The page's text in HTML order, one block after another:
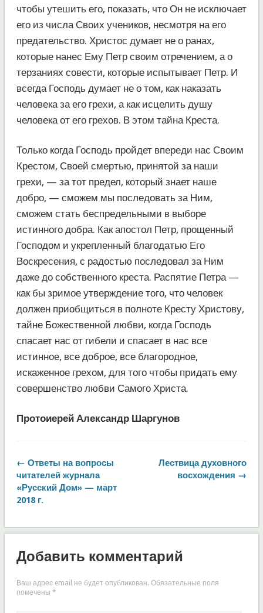
чтобы утешить его, показать, что Он не исключает
его из числа Своих учеников, несмотря на его
предательство. Христос думает не о ранах,
которые нанес Ему Петр своим отречением, а о
терзаниях совести, которые испытывает Петр. И
всегда Господь думает не о том, как наказать
человека за его грехи, а как исцелить душу
человека от его грехов. В этом тайна Креста.
Только когда Господь пройдет впереди нас Своим
Крестом, Своей смертью, принятой за наши
грехи, — за тот предел, который знает наше
добро, — сможем мы последовать за Ним,
сможем стать беспредельными в выборе
истинного добра. Как апостол Петр, прощенный
Господом и укрепленный благодатью Его
Воскресения, с радостью последовал за Ним
даже до собственного креста. Распятие Петра —
как бы зримое утверждение того, что человек
должен приобщиться в полноте Кресту Христову,
тайне Божественной любви, когда Господь
спасает нас от гибели и спасает в нас все
истинное, все доброе, все благородное,
искаженное грехом, для того чтобы придать ему
совершенство любви Самого Христа.
Протоиерей Александр Шаргунов
← Ответы на вопросы
читателей журнала
«Русский Дом» — март
2018 г.
Лествица духовного
восхождения →
Добавить комментарий
Ваш адрес email не будет опубликован. Обязательные поля
помечены *